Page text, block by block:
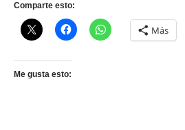
Comparte esto:
Más
Me gusta esto: